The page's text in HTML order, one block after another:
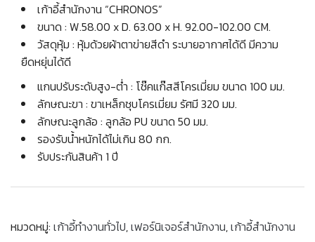
เก้าอี้สำนักงาน “CHRONOS”
ขนาด : W.58.00 x D. 63.00 x H. 92.00-102.00 CM.
วัสดุหุ้ม : หุ้มด้วยผ้าตาข่ายสีดำ ระบายอากาศได้ดี มีความ
ยืดหยุ่นได้ดี
แกนปรับระดับสูง-ต่ำ : โช๊คแก๊สสีโครเมี่ยม ขนาด 100 มม.
ลักษณะขา : ขาเหล็กชุบโครเมี่ยม รัศมี 320 มม.
ลักษณะลูกล้อ : ลูกล้อ PU ขนาด 50 มม.
รองรับน้ำหนักได้ไม่เกิน 80 กก.
รับประกันสินค้า 1 ปี
หมวดหมู่: เก้าอี้ทำงานทั่วไป,เฟอร์นิเจอร์สำนักงาน,เก้าอี้สำนักงาน